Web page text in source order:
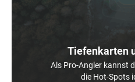
Tiefenkarten
Als Pro-Angler kannst
die Hot-Spots